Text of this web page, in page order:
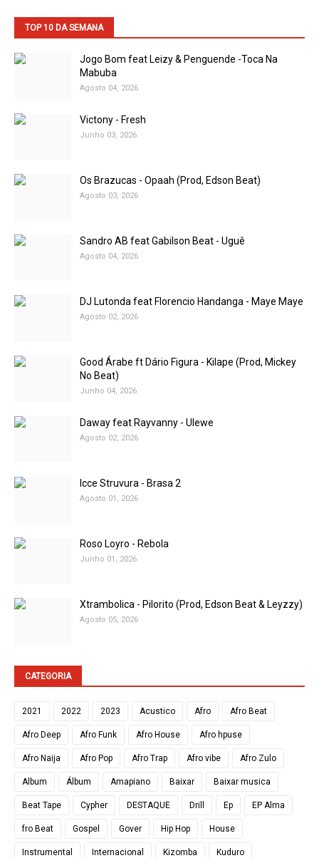
TOP 10 DA SEMANA
Jogo Bom feat Leizy & Penguende -Toca Na
Mabuba
Agosto 04, 2026
Victony - Fresh
Junho 03, 2026
Os Brazucas - Opaah (Prod, Edson Beat)
Agosto 03, 2026
Sandro AB feat Gabilson Beat - Uguê
Agosto 04, 2026
DJ Lutonda feat Florencio Handanga - Maye Maye
Agosto 02, 2026
Good Árabe ft Dário Figura - Kilape (Prod, Mickey
No Beat)
Junho 04, 2026
Daway feat Rayvanny - Ulewe
Agosto 02, 2026
Icce Struvura - Brasa 2
Agosto 01, 2026
Roso Loyro - Rebola
Junho 01, 2026
Xtrambolica - Pilorito (Prod, Edson Beat & Leyzzy)
Agosto 05, 2026
CATEGORIA
2021 2022 2023 Acustico Afro Afro Beat
Afro Deep Afro Funk Afro House Afro hpuse
Afro Naija Afro Pop Afro Trap Afro vibe Afro Zulo
Album Álbum Amapiano Baixar Baixar musica
Beat Tape Cypher DESTAQUE Drill Ep EP Alma
fro Beat Gospel Gover Hip Hop House
Instrumental Internacional Kizomba Kuduro